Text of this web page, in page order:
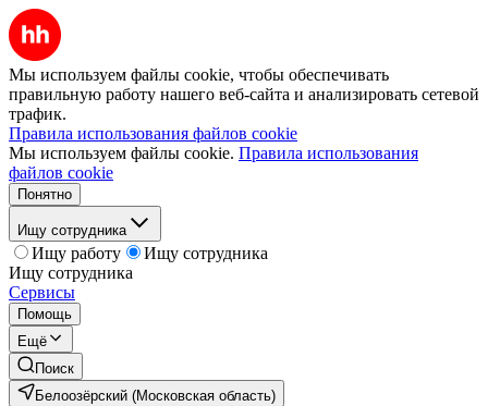
Мы используем файлы cookie, чтобы обеспечивать
правильную работу нашего веб-сайта и анализировать сетевой
трафик.
Правила использования файлов cookie
Мы используем файлы cookie. Правила использования
файлов cookie
Понятно
Ищу сотрудника
Ищу работу
Ищу сотрудника
Ищу сотрудника
Сервисы
Помощь
Ещё
Поиск
Белоозёрский (Московская область)